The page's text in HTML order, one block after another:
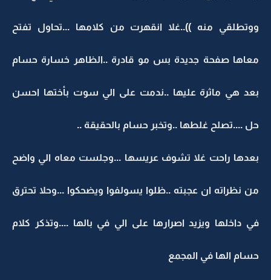
ووتطلقي منه ))..غلا انقهرت من كلامها ...تحاول تفتح
معاها صفحة جديدة بس مو قادرة ..الظاهر خسارة حسام
بعد هي ماثرة عليها ..ندمت على الي سوت بأختها احسن
حل ....تصلح غلطها ..وتخبر حسام بالحقيقة ..
بعدها راحت غلا تشوف عريسها ...وجلست معاه الي واضح
من نظراته ان عجبته ..ظلوا يسولفوا ويضحكوا ...وحلا تحترق
في داخلها ويزيد اصرارها على الي في بالها ....وتذكر كلام
حسام الها في المجمع